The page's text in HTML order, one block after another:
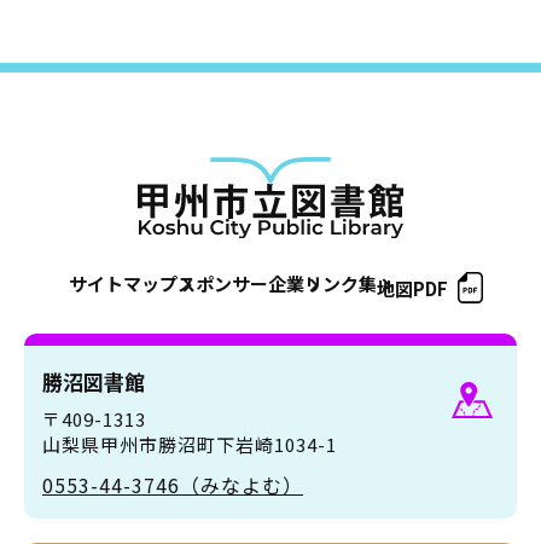
サイトマップスポンサー企業リンク集地図PDF
勝沼図書館
〒409-1313
山梨県甲州市勝沼町下岩崎1034-1
0553-44-3746（みなよむ）